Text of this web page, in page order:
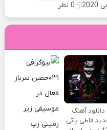
0 نظر
دانلود آهنگ
قاطی پاتی